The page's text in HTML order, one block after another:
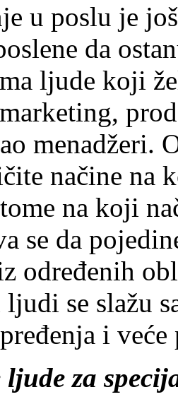
u poslu je
da
ljude koji
menadžeri.
načine na
na koji
se da
određenih
ljudi se slažu
i veće
za